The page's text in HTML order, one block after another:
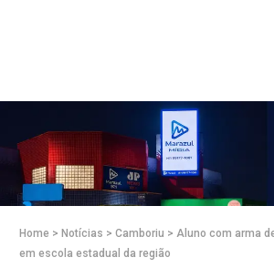
Home > Notícias > Camboriu > Aluno com arma
em escola estadual da região